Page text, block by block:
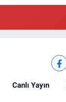
Canlı Yayın